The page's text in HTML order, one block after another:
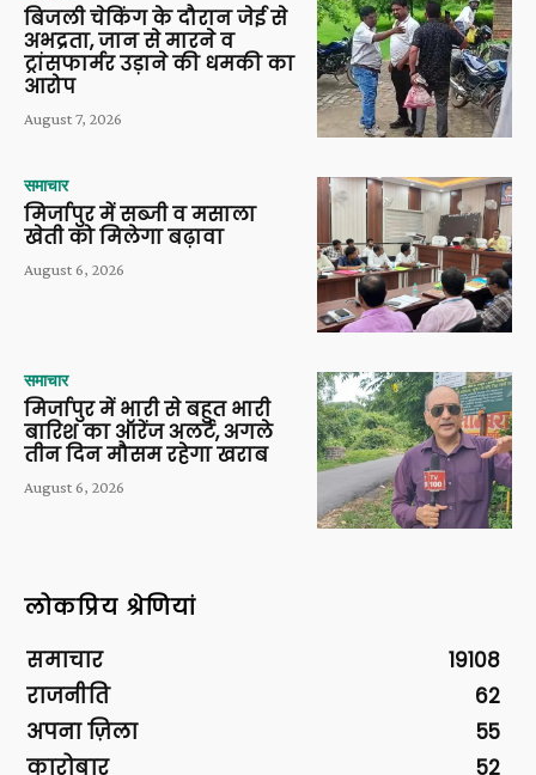
बिजली चेकिंग के दौरान जेई से
अभद्रता, जान से मारने व
ट्रांसफार्मर उड़ाने की धमकी का
आरोप
August 7, 2026
समाचार
मिर्जापुर में सब्जी व मसाला
खेती को मिलेगा बढ़ावा
August 6, 2026
समाचार
मिर्जापुर में भारी से बहुत भारी
बारिश का ऑरेंज अलर्ट, अगले
तीन दिन मौसम रहेगा खराब
August 6, 2026
लोकप्रिय श्रेणियां
समाचार
19108
राजनीति
62
अपना ज़िला
55
कारोबार
52